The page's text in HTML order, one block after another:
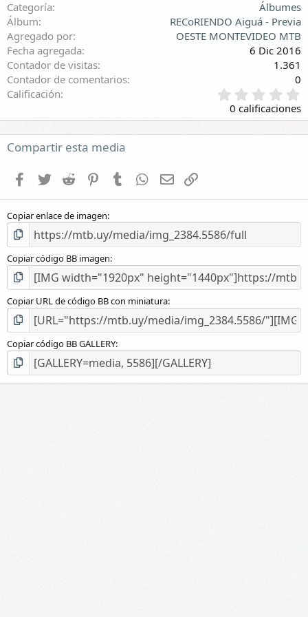
Categoría
Álbumes
Álbum
RECoRIENDO Aiguá - Previa
Agregado por
OESTE MONTEVIDEO MTB
Fecha agregada
6 Dic 2016
Contador de visitas
1.361
Contador de comentarios
0
Calificación
,
0
0
l
(
)
0 calificaciones
Compartir esta media
Facebook
Twitter Reddit PinterestTumblr WhatsApp
E-mail
Copiar enlace de imagen
Copiar código BB imagen
Copiar URL de código BB con miniatura
Copiar código BB GALLERY